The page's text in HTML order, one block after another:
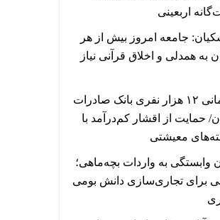
اربعینی
جامعه امروز بیش از هر
به همدلی و اخلاق قرآنی نیاز
مهمانی ۱۲ هزار نفری بانک صادرات
حمایت از اقشار کم‌درآمد با
معیشتی
وابستگی به واردات بچه‌ماهی؛
برای تجاری‌سازی دانش بومی